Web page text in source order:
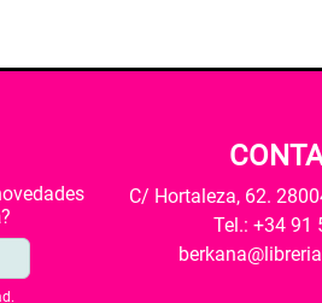
?
.
C/ Hortaleza, 62.
Tel.: +34 91